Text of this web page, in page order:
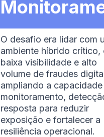
O desafio era lidar com
ambiente híbrido crítico,
baixa visibilidade e alto
volume de fraudes
ampliando a
monitoramento,
resposta para reduzir
exposição e fortalecer a
resiliência operacional.